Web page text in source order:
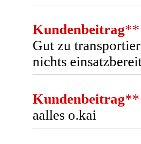
Kundenbeitrag**
Gut zu
nichts
Kundenbeitrag**
aalles o.kai